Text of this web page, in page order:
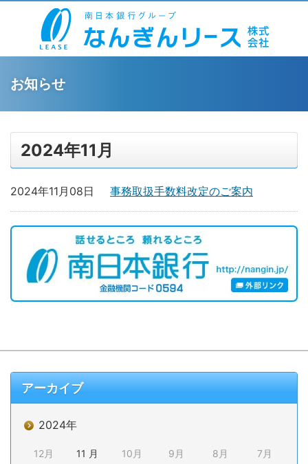
お知らせ
2024年11月
事務取扱手数料改定のご案内
2024年11月08日
アーカイブ
2024年
12月 11 月 10月 9月 8月 7月